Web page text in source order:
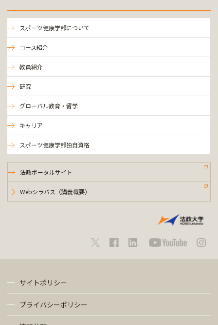
スポーツ健康学部について
コース紹介
教員紹介
研究
グローバル教育・留学
キャリア
スポーツ健康学部独自資格
法政ポータルサイト
Webシラバス（講義概要）
サイトポリシー
プライバシーポリシー